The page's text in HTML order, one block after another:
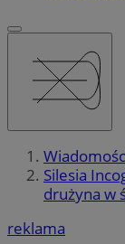
Silesia
drużyna w
reklama